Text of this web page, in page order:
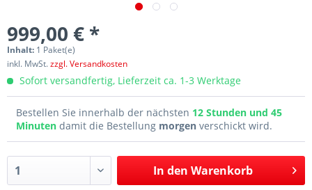
999,00 € *
Inhalt: 1 Paket(e)
inkl. MwSt.zzgl. Versandkosten
Sofort versandfertig, Lieferzeit ca. 1-3 Werktage
Bestellen Sie innerhalb der nächsten 12 Stunden und 45
Minuten damit die Bestellung morgen verschickt wird.
In den Warenkorb